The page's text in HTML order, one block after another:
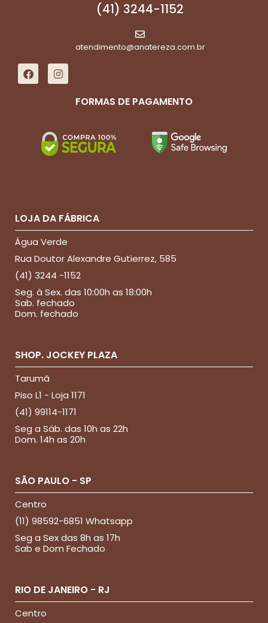
(41) 3244-1152
atendimento@anatereza.com.br
FORMAS DE PAGAMENTO
LOJA DA FÁBRICA
Água Verde
Rua Doutor Alexandre Gutierrez, 585
(41) 3244 -1152
Seg. à Sex. das 10:00h as 18:00h
Sab. fechado
Dom. fechado
SHOP. JOCKEY PLAZA
Tarumã
Piso L1 - Loja 1171
(41) 99114-1171
Seg a Sáb. das 10h as 22h
Dom. 14h as 20h
SÃO PAULO - SP
Centro
(11) 98592-6851 Whatsapp
Seg a Sex das 8h as 17h
Sab e Dom Fechado
RIO DE JANEIRO - RJ
Centro